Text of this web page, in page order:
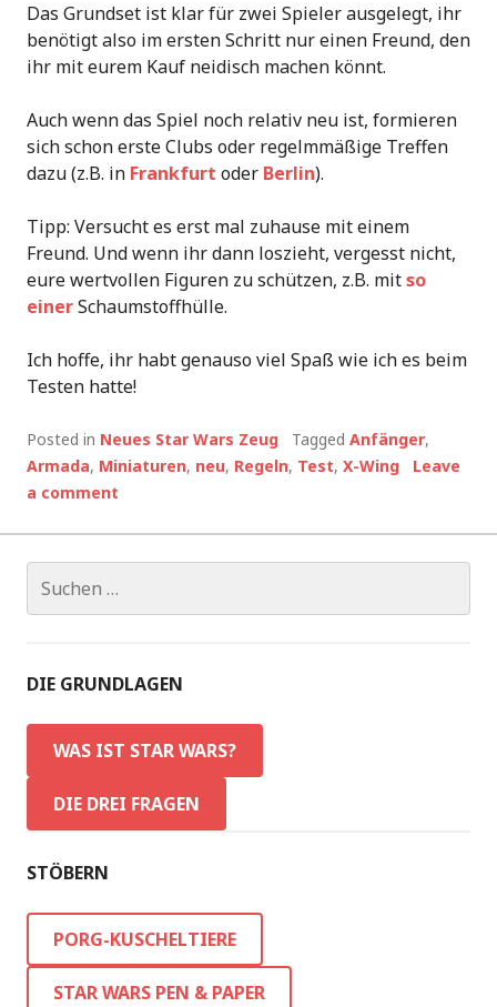
Das Grundset ist klar für zwei Spieler ausgelegt, ihr
benötigt also im ersten Schritt nur einen Freund, den
ihr mit eurem Kauf neidisch machen könnt.
Auch wenn das Spiel noch relativ neu ist, formieren
sich schon erste Clubs oder regelmmäßige Treffen
dazu (z.B. in Frankfurt oder Berlin).
Tipp: Versucht es erst mal zuhause mit einem
Freund. Und wenn ihr dann loszieht, vergesst nicht,
eure wertvollen Figuren zu schützen, z.B. mitso
einerSchaumstoffhülle.
Ich hoffe, ihr habt genauso viel Spaß wie ich es beim
Testen hatte!
Posted in Neues Star Wars Zeug Tagged Anfänger,
Armada, Miniaturen, neu, Regeln, Test, X-Wing
Leave
a comment
nach:
DIE GRUNDLAGEN
WAS IST STAR WARS?
DIE DREI FRAGEN
STÖBERN
PORG-KUSCHELTIERE
STAR WARS PEN & PAPER